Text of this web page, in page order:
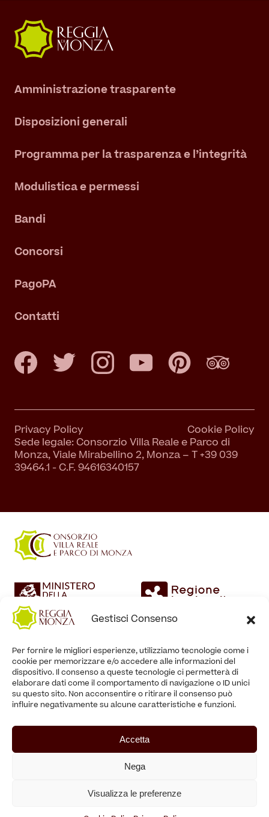
Gestisci Consenso
Per fornire le migliori esperienze, utilizziamo tecnologie come i
cookie per memorizzare e/o accedere alle informazioni del
dispositivo. Il consenso a queste tecnologie ci permetterà di
elaborare dati come il comportamento di navigazione o ID unici
su questo sito. Non acconsentire o ritirare il consenso può
influire negativamente su alcune caratteristiche e funzioni.
Accetta
Nega
Visualizza le preferenze
Amministrazione trasparente
Disposizioni generali
Programma per la trasparenza e l’integrità
Modulistica e permessi
Bandi
Concorsi
PagoPA
Contatti
Privacy Policy
Cookie Policy
Sede legale: Consorzio Villa Reale e Parco di
Monza, Viale Mirabellino 2, Monza – T +39 039
39464.1 - C.F. 94616340157